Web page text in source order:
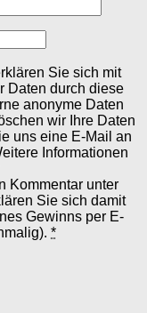
Sie sich mit
Daten durch diese
anonyme Daten
wir Ihre Daten
uns eine E-Mail an
Informationen
Kommentar unter
Sie sich damit
Gewinns per E-
*